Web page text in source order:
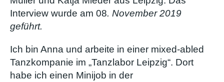
Interview wurde am 08. November 2019
geführt.
Ich bin Anna und arbeite in einer mixed-abled
Tanzkompanie im „Tanzlabor Leipzig“. Dort
habe ich einen Minijob in der